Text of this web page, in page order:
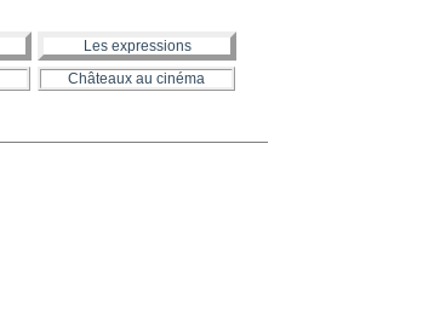
Les expressions
Châteaux au cinéma